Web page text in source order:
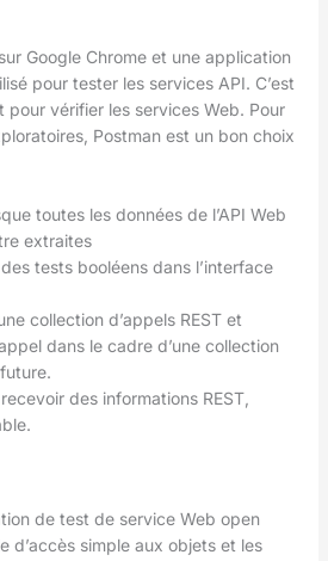
Google Chrome et une application
pour tester les services API. C’est
pour vérifier les services Web. Pour
Postman est un bon choix
toutes les données de l’API Web
extraites
tests booléens dans l’interface
collection d’appels REST et
dans le cadre d’une collection
des informations REST,
de test de service Web open
d’accès simple aux objets et les